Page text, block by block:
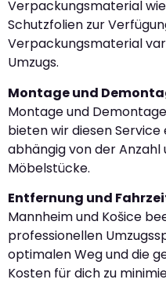
Verpackungsmaterial
Schutzfolien zur
Verpackungsmaterial
Umzugs.
Montage und
Montage und
bieten wir diesen Service
abhängig von der
Möbelstücke.
Entfernung und
Mannheim und Košice
professionellen
optimalen Weg und die
Kosten für dich zu